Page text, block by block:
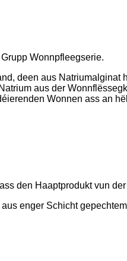
Wonnpfleegserie.
deen aus
aus der
Wonnen ass an
den Haaptprodukt vun
enger Schicht